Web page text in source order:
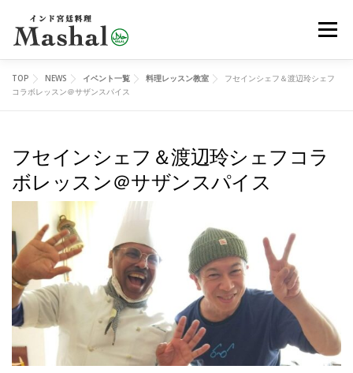
メニ
MENU デリバリー
レッスン イベント オンラインショップ ブログ
TOP NEWS イベント一覧 料理レッスン教室
フセインシェフ＆渡辺玲シェフ
コラボレッスン＠サザンスパイス
フセインシェフ＆渡辺玲シェフコラ
ボレッスン＠サザンスパイス